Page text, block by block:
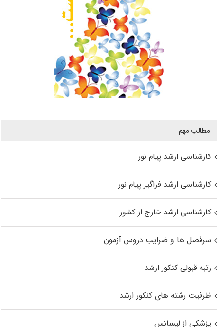
مطالب مهم
کارشناسی ارشد پیام نور
کارشناسی ارشد فراگیر پیام نور
کارشناسی ارشد خارج از کشور
سرفصل ها و ضرایب دروس آزمون
رتبه قبولی کنکور ارشد
ظرفیت رشته های کنکور ارشد
پزشکی از لیسانس